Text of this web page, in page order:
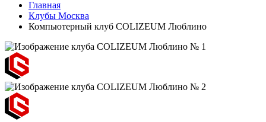
Главная
Клубы Москва
Компьютерный клуб COLIZEUM Люблино